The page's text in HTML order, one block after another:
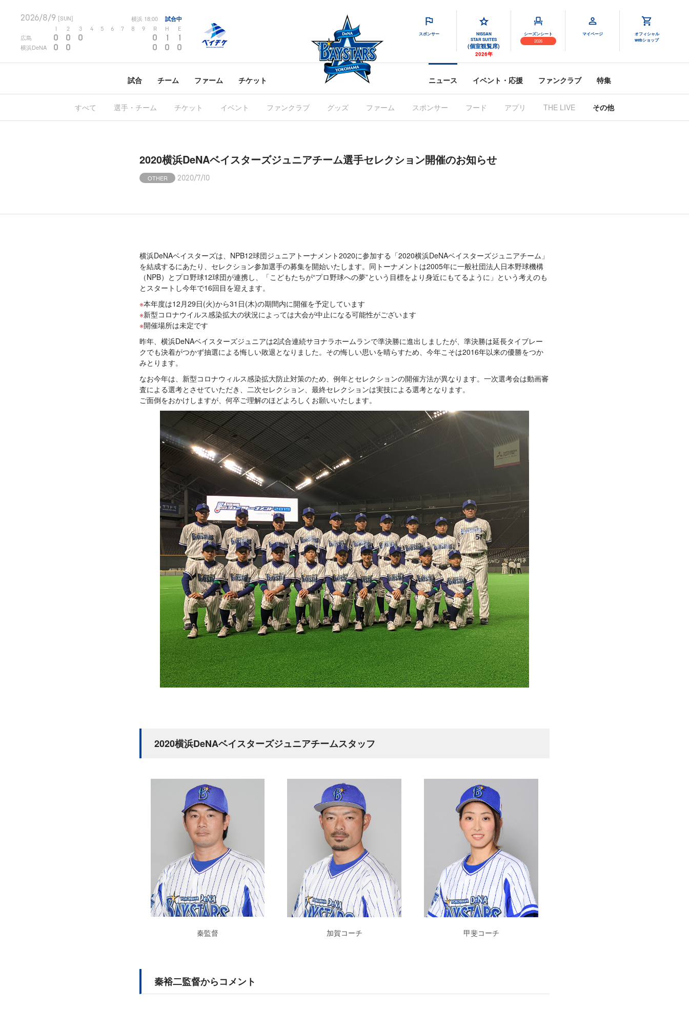
2026/8/9 [SUN] 横浜 18:00 試合中
2 3 4 5 6 7 8 9 R H E
広島 0 0 0 0 1 1
横浜DeNA 0 0 0 0 0
スポンサー
NISSAN
STAR SUITES
(個室観覧席)
2026年
シーズンシート
2026
マイページ
オフィシャル
webショップ
試合 チーム ファーム チケット ニュース イベント・応援 ファンクラブ 特集
すべて 選手・チーム チケット イベント ファンクラブ グッズ ファーム スポンサー フード アプリ THE LIVE その他
2020横浜DeNAベイスターズジュニアチーム選手セレクション開催のお知らせ
OTHER 2020/7/10
横浜DeNAベイスターズは、NPB12球団ジュニアトーナメント2020に参加する「2020横浜DeNAベイスターズジュニアチーム」
を結成するにあたり、セレクション参加選手の募集を開始いたします。同トーナメントは2005年に一般社団法人日本野球機構
（NPB）とプロ野球12球団が連携し、「こどもたちが“プロ野球への夢”という目標をより身近にもてるように」という考えのも
とスタートし今年で16回目を迎えます。
本年度は12月29日(火)から31日(木)の期間内に開催を予定しています
新型コロナウイルス感染拡大の状況によっては大会が中止になる可能性がございます
開催場所は未定です
昨年、横浜DeNAベイスターズジュニアは2試合連続サヨナラホームランで準決勝に進出しましたが、準決勝は延長タイブレー
クでも決着がつかず抽選による悔しい敗退となりました。その悔しい思いを晴らすため、今年こそは2016年以来の優勝をつか
みとります。
なお今年は、新型コロナウィルス感染拡大防止対策のため、例年とセレクションの開催方法が異なります。一次選考会は動画審
査による選考とさせていただき、二次セレクション、最終セレクションは実技による選考となります。
ご面倒をおかけしますが、何卒ご理解のほどよろしくお願いいたします。
2020横浜DeNAベイスターズジュニアチームスタッフ
秦監督 加賀コーチ 甲斐コーチ
秦裕二監督からコメント